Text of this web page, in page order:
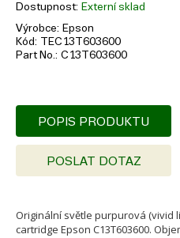
Dostupnost Externí sklad
Výrobce
Epson
Kód
TEC13T603600
Part No. C13T603600
POPIS PRODUKTU
POSLAT DOTAZ
Originální světle purpurová (vivid
cartridge Epson C13T603600.